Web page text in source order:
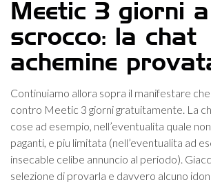
Meetic 3 giorni a
scrocco: la chat
achemine
Continuiamo allora sopra il manifestare
contro Meetic 3 giorni gratuitamente. La
cose ad esempio, nell’eventualita quale
paganti, e piu limitata (nell’eventualita ad
insecable celibe annuncio al periodo).
selezione di provarla e davvero alcuno